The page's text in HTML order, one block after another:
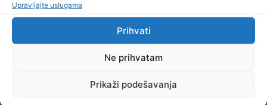
Upravljajte uslugama
Prihvati
Ne prihvatam
Prikaži podešavanja